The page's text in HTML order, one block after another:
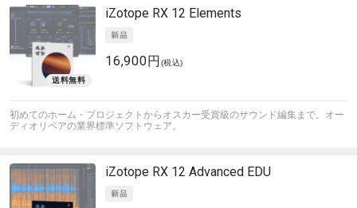
iZotope RX 12 Elements
16,900円 (税込)
初めてのホーム・プロジェクトからオスカー受賞級のサウンド編集まで。オー
ディオリペアの業界標準ソフトウェア。
iZotope RX 12 Advanced EDU